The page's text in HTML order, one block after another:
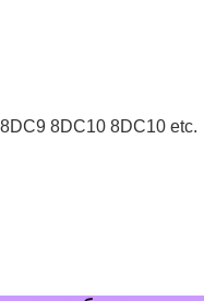
8DC10 8DC10 etc.